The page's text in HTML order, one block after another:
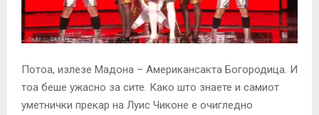
Потоа, излезе Мадона – Американсакта Богородица. И
тоа беше ужасно за сите. Како што знаете и самиот
уметнички прекар на Луис Чиконе е очигледно